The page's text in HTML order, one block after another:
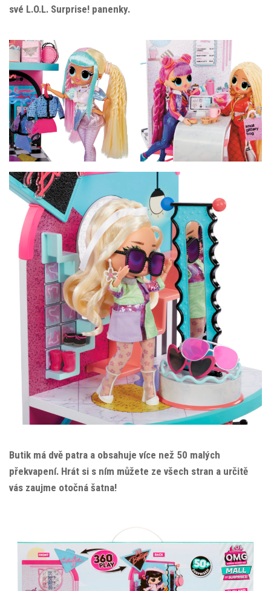
své L.O.L. Surprise! panenky.
Butik má dvě patra a obsahuje více než 50 malých
překvapení. Hrát si s ním můžete ze všech stran a určitě
vás zaujme otočná šatna!